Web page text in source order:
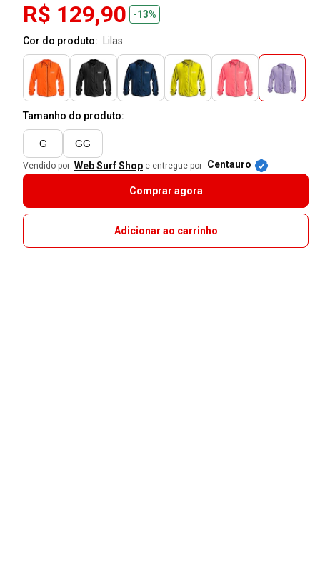
R$ 129,90 -13%
Cor do produto: lilas
Tamanho do produto:
G GG
Vendido por: Web Surf Shop e entregue por Centauro
Comprar agora
Adicionar ao carrinho